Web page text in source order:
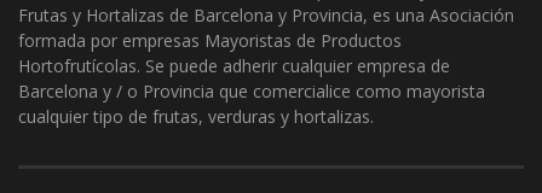
Frutas y Hortalizas de Barcelona y Provincia, es una Asociación
formada por empresas Mayoristas de Productos
Hortofrutícolas. Se puede adherir cualquier empresa de
Barcelona y / o Provincia que comercialice como mayorista
cualquier tipo de frutas, verduras y hortalizas.